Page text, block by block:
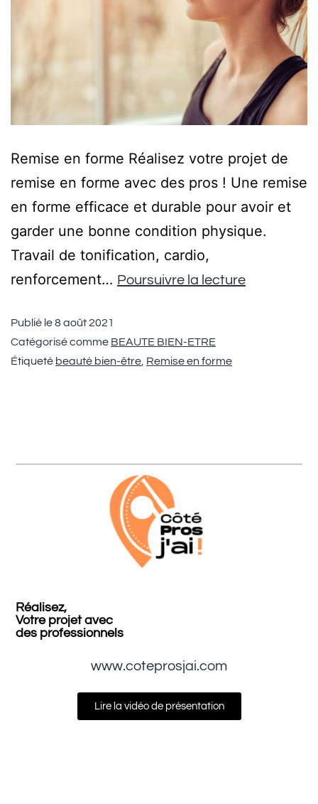
Remise en forme Réalisez votre projet de
remise en forme avec des pros ! Une remise
en forme efficace et durable pour avoir et
garder une bonne condition physique.
Travail de tonification, cardio,
renforcement… Poursuivre la lecture
Publié le8 août 2021
Catégorisé comme BEAUTE BIEN-ETRE
Étiqueté beauté bien-être Remise en forme
Réalisez,
Votre projet avec
des professionnels
www.coteprosjai.com
Lire la vidéo de présentation